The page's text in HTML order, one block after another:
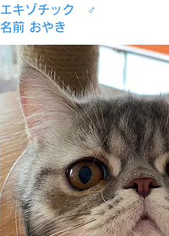
エキゾチック ♂
名前 おやき